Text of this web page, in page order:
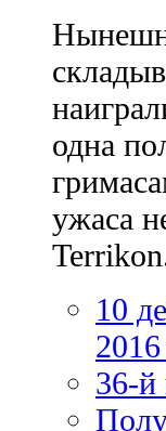
одна
ужаса
10
2016
36-й